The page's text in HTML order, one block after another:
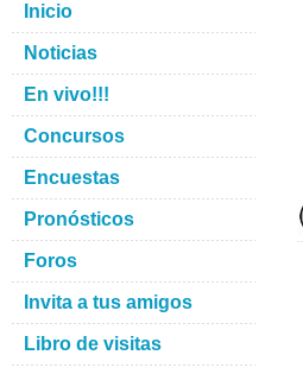
Inicio
Noticias
En vivo!!!
Concursos
Encuestas
Pronósticos
Foros
Invita a tus amigos
Libro de visitas